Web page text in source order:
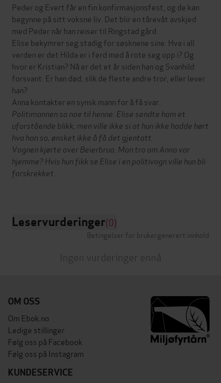
Peder og Evert får en fin konfirmasjonsfest, og de kan
begynne på sitt voksne liv. Det blir en tårevåt avskjed
med Peder når han reiser til Ringstad gård.
Elise bekymrer seg stadig for søsknene sine. Hva i all
verden er det Hilda er i ferd med å rote seg opp i? Og
hvor er Kristian? Nå er det et år siden han og Svanhild
forsvant. Er han død, slik de fleste andre tror, eller lever
han?
Anna kontakter en synsk mann for å få svar.
Politimannen sa noe til henne. Elise sendte ham et
uforstående blikk, men ville ikke si at hun ikke hadde hørt
hva han sa, ønsket ikke å få det gjentatt.
Vognen kjørte over Beierbrua. Mon tro om Anna var
hjemme? Hvis hun fikk se Elise i en politivogn ville hun bli
forskrekket.
Leservurderinger(0)
Betingelser for brukergenerert innhold
Ingen vurderinger ennå
OM OSS
Om Ebok.no
Ledige stillinger
Følg oss på Facebook
Følg oss på Instagram
KUNDESERVICE